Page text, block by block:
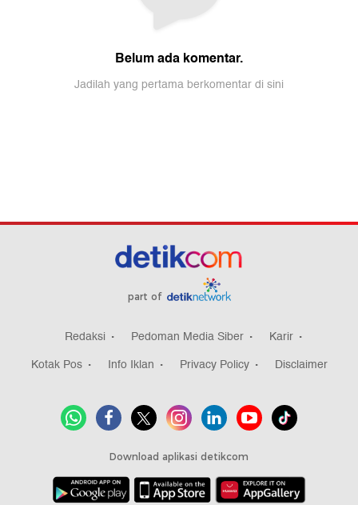
part of
Redaksi Pedoman Media Siber
Karir
Kotak Pos
Info Iklan Privacy Policy Disclaimer
Download aplikasi detikcom